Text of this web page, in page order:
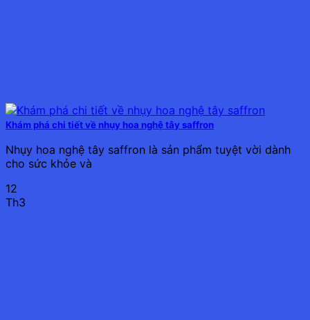
Khám phá chi tiết về nhụy hoa nghệ tây saffron
Nhụy hoa nghệ tây saffron là sản phẩm tuyệt vời dành
cho sức khỏe và
12
Th3